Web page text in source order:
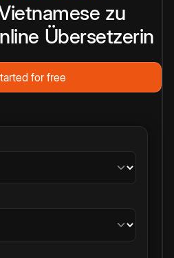
zu
Übersetzerin
for free